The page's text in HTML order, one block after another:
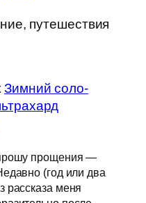
путешествия
Зимний соло-
прощения —
(год или два
рассказа меня